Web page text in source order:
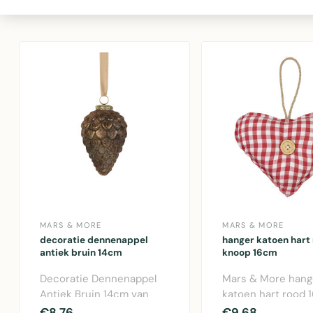
MARS & MORE
decoratie dennenappel
antiek bruin 14cm
Decoratie Dennenappel
Antiek Bruin 14cm van
Mars & More. Glazen
MARS & MORE
hanger katoen hart
knoop 16cm
Mars & More
katoen hart rood
Decoratieve